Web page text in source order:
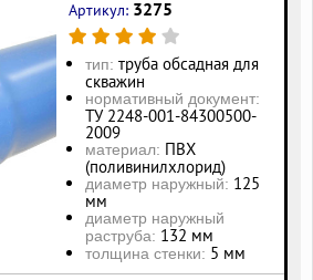
Артикул: 3275
тип: труба обсадная для
скважин
нормативный документ:
ТУ 2248-001-84300500-
2009
материал: ПВХ
(поливинилхлорид)
диаметр наружный: 125
мм
диаметр наружный
раструба: 132 мм
толщина стенки: 5 мм